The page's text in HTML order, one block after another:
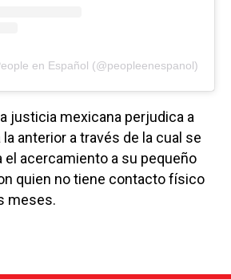
en Español (@peopleenespanol)
justicia mexicana perjudica a
anterior a través de la cual se
el acercamiento a su pequeño
quien no tiene contacto físico
meses.